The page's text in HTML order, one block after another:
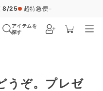
8/25 超特急便−
アイテムを
探す
うぞ。プレゼ